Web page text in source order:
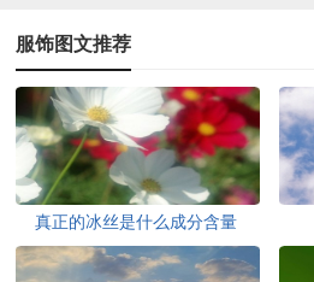
服饰图文推荐
真正的冰丝是什么成分含量